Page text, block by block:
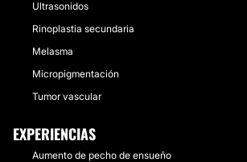
Ultrasonidos
Rinoplastia secundaria
Melasma
Micropigmentación
Tumor vascular
EXPERIENCIAS
Aumento de pecho de ensueño